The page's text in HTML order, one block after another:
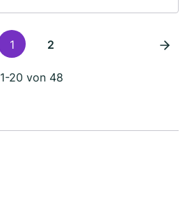
1 2
1-20 von 48